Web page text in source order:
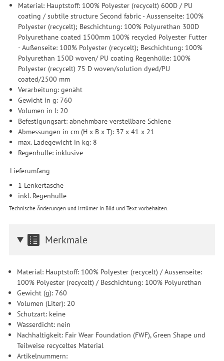
Material: Hauptstoff: 100% Polyester (recycelt) 600D / PU
coating / subtile structure Second fabric - Aussenseite: 100%
Polyester (recycelt); Beschichtung: 100% Polyurethan 300D
Polyurethane coated 1500mm 100% recycled Polyester Futter
- Außenseite: 100% Polyester (recycelt); Beschichtung: 100%
Polyurethan 150D woven/ PU coating Regenhülle: 100%
Polyester (recycelt) 75 D woven/solution dyed/PU
coated/2500 mm
Verarbeitung: genäht
Gewicht in g: 760
Volumen in l: 20
Befestigungsart: abnehmbare verstellbare Schiene
Abmessungen in cm (H x B x T): 37 x 41 x 21
max. Ladegewicht in kg: 8
Regenhülle: inklusive
Lieferumfang
1 Lenkertasche
inkl. Regenhülle
Technische Änderungen und Irrtümer in Bild und Text vorbehalten.
Merkmale
Material: Hauptstoff: 100% Polyester (recycelt) / Aussenseite:
100% Polyester (recycelt) / Beschichtung: 100% Polyurethan
Gewicht (g): 760
Volumen (Liter): 20
Schutzart: keine
Wasserdicht: nein
Nachhaltigkeit: Fair Wear Foundation (FWF), Green Shape und
Teilweise recyceltes Material
Artikelnummern: